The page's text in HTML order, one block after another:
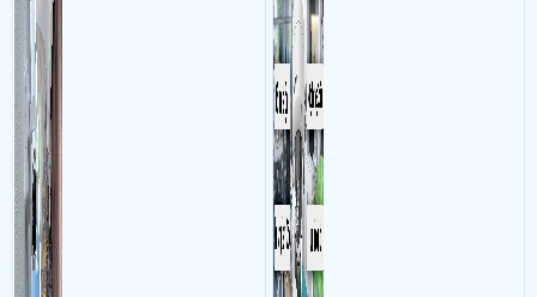
đức thọ 107, Phường 17, quận Gò Vấp, Hồ Chí Minh Sử dụng
camera quan sát
lắp thêm 1 cam KX-AD2111CN-A-VN,đi lại cam ,wifi trên
lầu
- Khách Lắp Camera Lẩu Bò Trăm Rưỡi
Địa điểm lăp đặt camera 701
phan văn trị,phường 1,gò vấp Sử dụng
Dịch vụ camera quan sát
KX-AD2111CN-A-VN,1 sw poe 4 Ms106lp
- Khách Lắp Camera A. Nguyên
Địa điểm lăp đặt camera 6/11 liên khu
10-11, Bình Tân Sử dụng
Dịch vụ camera quan sát
seagate HDD, 1 switch LS1005 1 cam DH-H3AE 2 cam KX- AD2111CN-A-
VN 1 đầu ghi KX -A8124N2 - VN